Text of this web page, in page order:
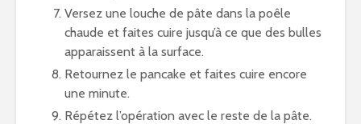
Versez une louche de pâte dans la poêle
chaude et faites cuire jusqu’à ce que des bulles
apparaissent à la surface.
Retournez le pancake et faites cuire encore
une minute.
Répétez l’opération avec le reste de la pâte.